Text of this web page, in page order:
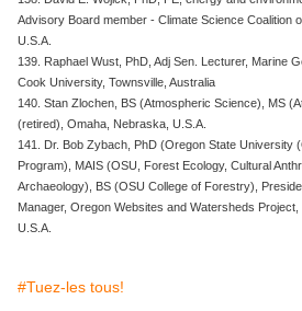
Advisory Board member - Climate Science Coalition
U.S.A.
139. Raphael Wust, PhD, Adj Sen. Lecturer, Marine
Cook University, Townsville, Australia
140. Stan Zlochen, BS (Atmospheric Science), MS
(retired), Omaha, Nebraska, U.S.A.
141. Dr. Bob Zybach, PhD (Oregon State University
Program), MAIS (OSU, Forest Ecology, Cultural
Archaeology), BS (OSU College of Forestry),
Manager, Oregon Websites and Watersheds
U.S.A.
#Tuez-les tous!